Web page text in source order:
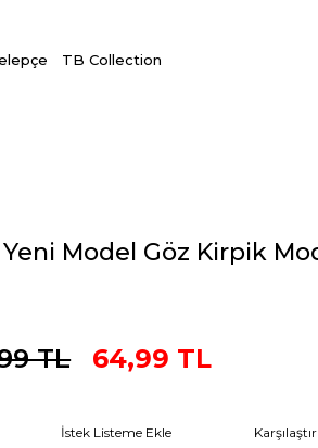
TB Collection
Model Göz Kirpik
TL 64,99 TL
İstek Listeme Ekle
Karşılaştır